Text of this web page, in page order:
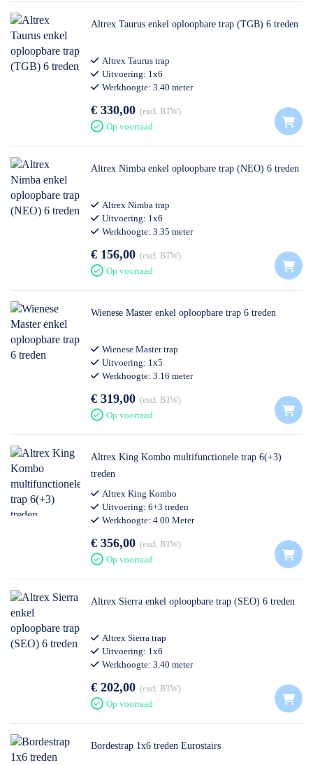
Altrex Taurus enkel oploopbare trap (TGB) 6 treden
Altrex Taurus trap
Uitvoering: 1x6
Werkhoogte: 3.40 meter
€ 330,00 excl. BTW
Op voorraad
Altrex Nimba enkel oploopbare trap (NEO) 6 treden
Altrex Nimba trap
Uitvoering: 1x6
Werkhoogte: 3.35 meter
€ 156,00 excl. BTW
Op voorraad
Wienese Master enkel oploopbare trap 6 treden
Wienese Master trap
Uitvoering: 1x5
Werkhoogte: 3.16 meter
€ 319,00 excl. BTW
Op voorraad
Altrex King Kombo multifunctionele trap 6(+3)
treden
Altrex King Kombo
Uitvoering: 6+3 treden
Werkhoogte: 4.00 Meter
€ 356,00 excl. BTW
Op voorraad
Altrex Sierra enkel oploopbare trap (SEO) 6 treden
Altrex Sierra trap
Uitvoering: 1x6
Werkhoogte: 3.40 meter
€ 202,00 excl. BTW
Op voorraad
Bordestrap 1x6 treden Eurostairs